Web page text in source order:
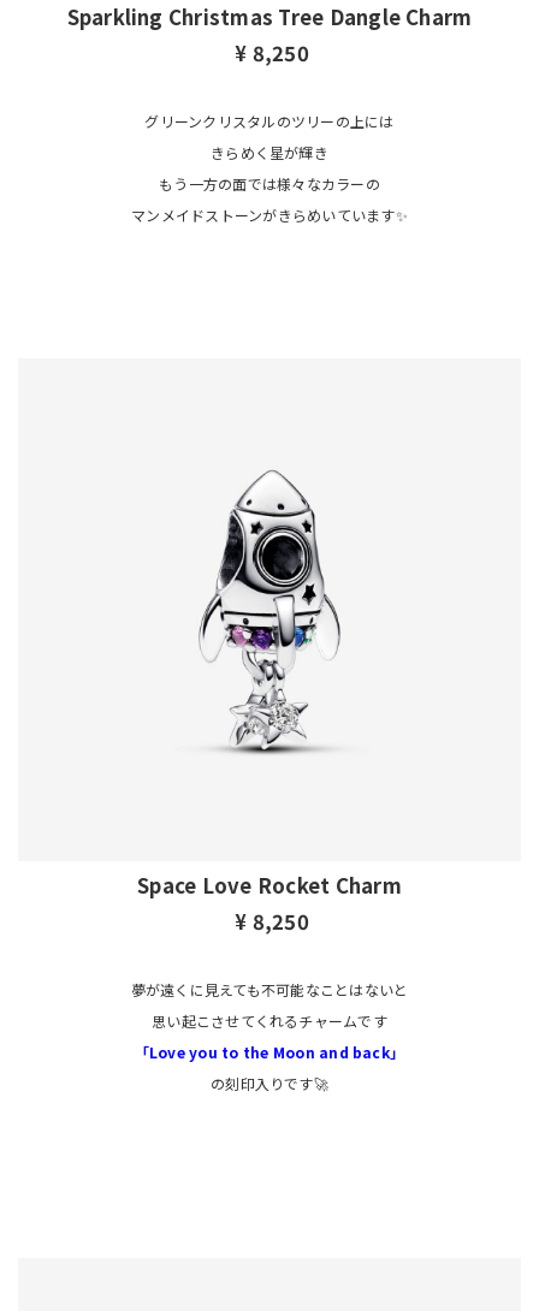
Sparkling Christmas Tree Dangle Charm
¥ 8,250
グリーンクリスタルのツリーの上には
きらめく星が輝き
もう一方の面では様々なカラーの
マンメイドストーンがきらめいています✨
Space Love Rocket Charm
¥ 8,250
夢が遠くに見えても不可能なことはないと
思い起こさせてくれるチャームです
「Love you to the Moon and back」
の刻印入りです🚀